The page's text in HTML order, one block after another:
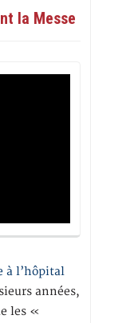
la Messe
à l’hôpital
années,
les «